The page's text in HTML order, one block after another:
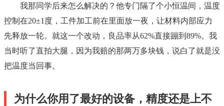
我那同学后来怎么解决的？他专门隔了个小恒温间，温度
控制在20±1度，工件加工前在里面放一夜，让材料内部应力
先释放一轮。就这一个改动，良品率从62%直接蹦到89%。我
当时听了直拍大腿，因为我赔的那两万多块钱，说白了就是没
把温度当回事。
为什么你用了最好的设备，精度还是上不